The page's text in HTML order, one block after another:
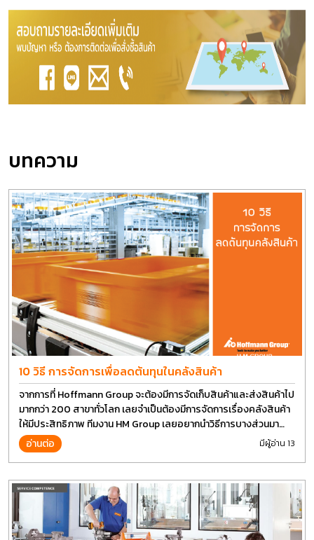
บทความ
10 วิธี การจัดการเพื่อลดต้นทุนในคลังสินค้า
จากการที่ Hoffmann Group จะต้องมีการจัดเก็บสินค้าและส่งสินค้าไป
มากกว่า 200 สาขาทั่วโลก เลยจำเป็นต้องมีการจัดการเรื่องคลังสินค้า
ให้มีประสิทธิภาพ ทีมงาน HM Group เลยอยากนำวิธีการบางส่วนมา
แบ่งปันกัน
อ่านต่อ มีผู้อ่าน 13